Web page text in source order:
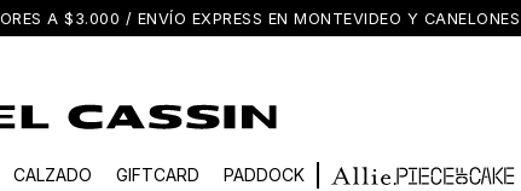
A $3.000 / ENVÍO EXPRESS EN MONTEVIDEO Y CANELONES
CALZADO GIFTCARD PADDOCK